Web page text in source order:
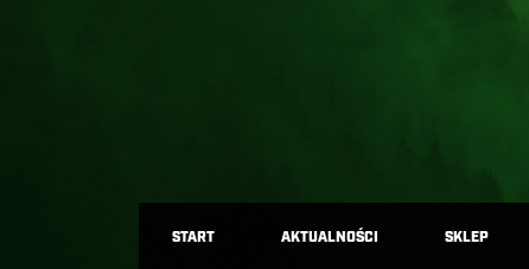
START AKTUALNOŚCI SKLEP